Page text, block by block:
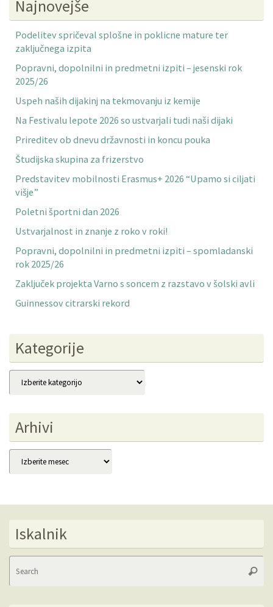
Najnovejše
Podelitev spričeval splošne in poklicne mature ter
zaključnega izpita
Popravni, dopolnilni in predmetni izpiti – jesenski rok
2025/26
Uspeh naših dijakinj na tekmovanju iz kemije
Na Festivalu lepote 2026 so ustvarjali tudi naši dijaki
Prireditev ob dnevu državnosti in koncu pouka
Študijska skupina za frizerstvo
Predstavitev mobilnosti Erasmus+ 2026 “Upamo si ciljati
višje”
Poletni športni dan 2026
Ustvarjalnost in znanje z roko v roki!
Popravni, dopolnilni in predmetni izpiti – spomladanski
rok 2025/26
Zaključek projekta Varno s soncem z razstavo v šolski avli
Guinnessov citrarski rekord
Kategorije
Kategorije
Arhivi
Arhivi
Iskalnik